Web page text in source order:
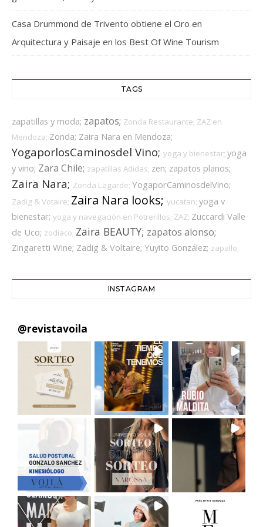
Casa Drummond de Trivento obtiene el Oro en
Arquitectura y Paisaje en los Best Of Wine Tourism
TAGS
zapatillas y moda; zapatos; Zonda Restaurante; ZAZ en
Mendoza; Zonda; Zaira Nara en Mendoza;
YogaporlosCaminosdel Vino; yoga y bienestar; yoga
y vino; Zara Chile; zapatillas Adidas; zen; zapatos planos;
Zaira Nara; Zonda Lagarde; YogaporCaminosdelVino;
Zadig & Votaire; Zaira Nara looks; yucatan; yoga v
bienestar; yoga y navegación en Potrerillos; ZAZ; Zuccardi Valle
de Uco; zodiaco; Zaira BEAUTY; zapatos alonso;
Zingaretti Wine; Zadig & Voltaire; Yuyito González; zapallo;
INSTAGRAM
@revistavoila